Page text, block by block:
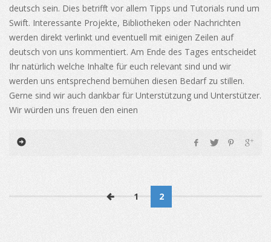
deutsch sein. Dies betrifft vor allem Tipps und Tutorials rund um
Swift. Interessante Projekte, Bibliotheken oder Nachrichten
werden direkt verlinkt und eventuell mit einigen Zeilen auf
deutsch von uns kommentiert. Am Ende des Tages entscheidet
Ihr natürlich welche Inhalte für euch relevant sind und wir
werden uns entsprechend bemühen diesen Bedarf zu stillen.
Gerne sind wir auch dankbar für Unterstützung und Unterstützer.
Wir würden uns freuen den einen
1 2